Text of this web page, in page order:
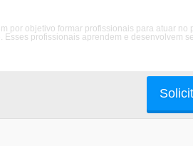
por objetivo formar profissionais para atuar no
profissionais aprendem e desenvolvem